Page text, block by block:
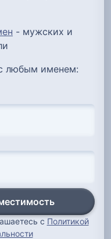
- мужских и
любым именем:
с Политикой